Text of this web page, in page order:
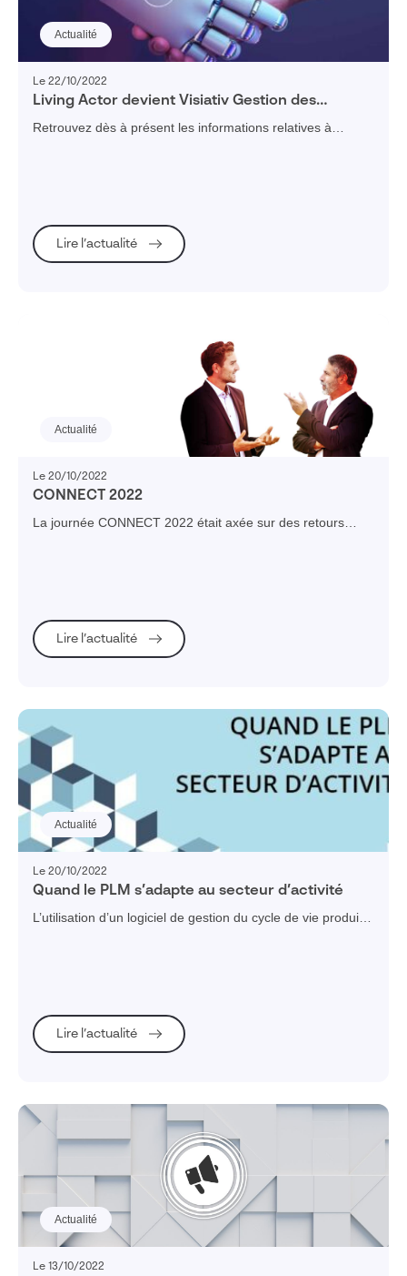
Actualité
Le 22/10/2022
Living Actor devient Visiativ Gestion des
Connaissances
Retrouvez dès à présent les informations relatives à
Lire l’actualité
Actualité
Le 20/10/2022
CONNECT 2022
La journée CONNECT 2022 était axée sur des retours
Lire l’actualité
Actualité
Le 20/10/2022
Quand le PLM s’adapte au secteur d’activité
L’utilisation d’un logiciel de gestion du cycle de vie produit
Lire l’actualité
Actualité
Le 13/10/2022